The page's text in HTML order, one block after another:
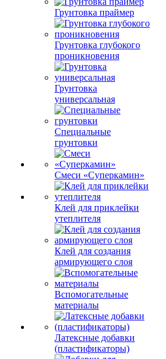
Грунтовка праймер
Грунтовка глубокого
проникновения
Грунтовка
универсальная
Специальные
грунтовки
Смеси «Суперкамин»
Клей для приклейки
утеплителя
Клей для создания
армирующего слоя
Вспомогательные
материалы
Латексные добавки
(пластификаторы)